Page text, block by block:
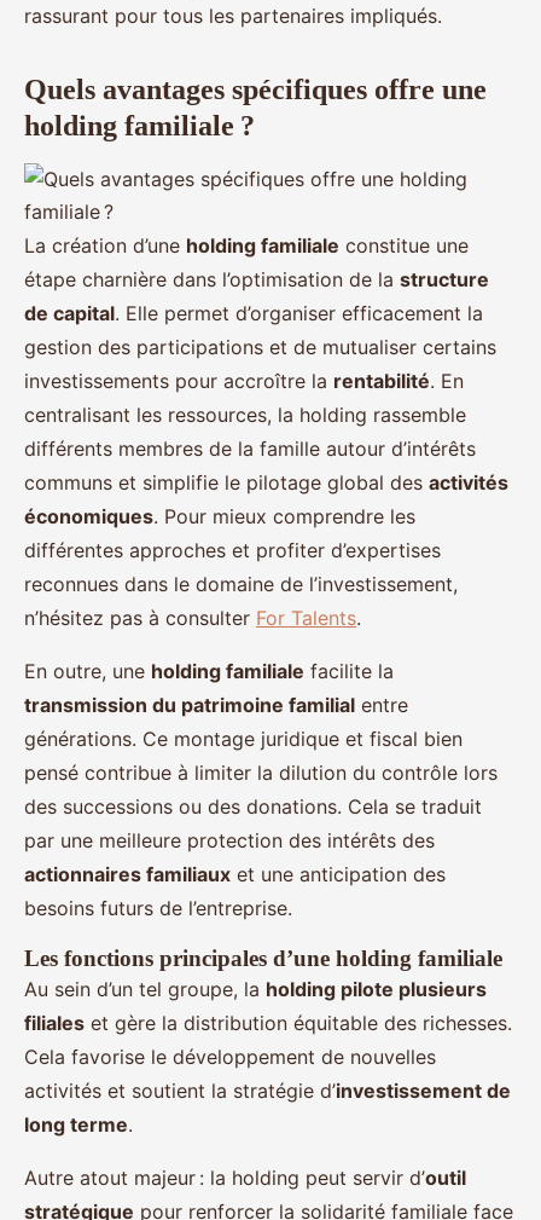
rassurant pour tous les partenaires impliqués.
Quels avantages spécifiques offre une
holding familiale ?
La création d’une holding familiale constitue une
étape charnière dans l’optimisation de la structure
de capital. Elle permet d’organiser efficacement la
gestion des participations et de mutualiser certains
investissements pour accroître la rentabilité. En
centralisant les ressources, la holding rassemble
différents membres de la famille autour d’intérêts
communs et simplifie le pilotage global des activités
économiques. Pour mieux comprendre les
différentes approches et profiter d’expertises
reconnues dans le domaine de l’investissement,
n’hésitez pas à consulter For Talents.
En outre, une holding familiale facilite la
transmission du patrimoine familial entre
générations. Ce montage juridique et fiscal bien
pensé contribue à limiter la dilution du contrôle lors
des successions ou des donations. Cela se traduit
par une meilleure protection des intérêts des
actionnaires familiaux et une anticipation des
besoins futurs de l’entreprise.
Les fonctions principales d’une holding familiale
Au sein d’un tel groupe, la holding pilote plusieurs
filiales et gère la distribution équitable des richesses.
Cela favorise le développement de nouvelles
activités et soutient la stratégie d’investissement de
long terme.
Autre atout majeur : la holding peut servir d’outil
stratégique pour renforcer la solidarité familiale face